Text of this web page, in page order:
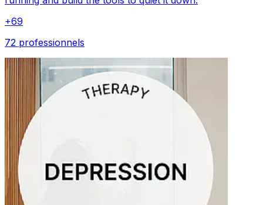
+69
72 professionnels